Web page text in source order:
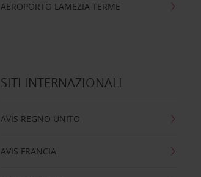
AEROPORTO LAMEZIA TERME
SITI INTERNAZIONALI
AVIS REGNO UNITO
AVIS FRANCIA